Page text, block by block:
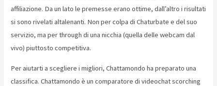
affiliazione. Da un lato le premesse erano ottime, dall’altro i risultati
si sono rivelati altalenanti. Non per colpa di Chaturbate e del suo
servizio, ma per through di una nicchia (quella delle webcam dal
vivo) piuttosto competitiva.
Per aiutarti a scegliere i migliori, Chattamondo ha preparato una
classifica. Chattamondo è un comparatore di videochat scorching